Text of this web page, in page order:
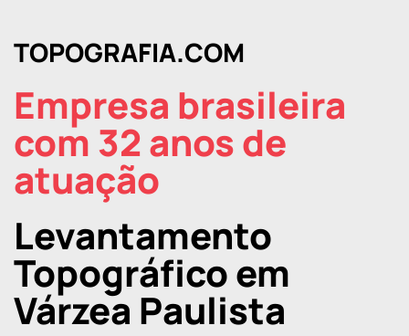
TOPOGRAFIA.COM
Empresa brasileira
com 32 anos de
atuação
Levantamento
Topográfico em
Várzea Paulista